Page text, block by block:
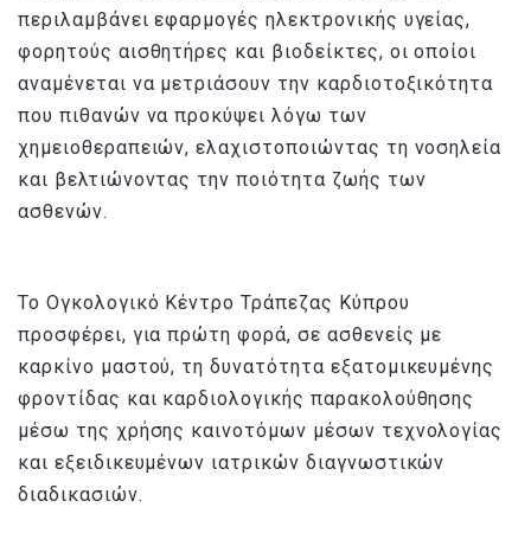
περιλαμβάνει εφαρμογές ηλεκτρονικής υγείας,
φορητούς αισθητήρες και βιοδείκτες, οι οποίοι
αναμένεται να μετριάσουν την καρδιοτοξικότητα
που πιθανών να προκύψει λόγω των
χημειοθεραπειών, ελαχιστοποιώντας τη νοσηλεία
και βελτιώνοντας την ποιότητα ζωής των
ασθενών.
Το Ογκολογικό Κέντρο Τράπεζας Κύπρου
προσφέρει, για πρώτη φορά, σε ασθενείς με
καρκίνο μαστού, τη δυνατότητα εξατομικευμένης
φροντίδας και καρδιολογικής παρακολούθησης
μέσω της χρήσης καινοτόμων μέσων τεχνολογίας
και εξειδικευμένων ιατρικών διαγνωστικών
διαδικασιών.